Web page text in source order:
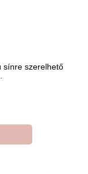
sínre szerelhető